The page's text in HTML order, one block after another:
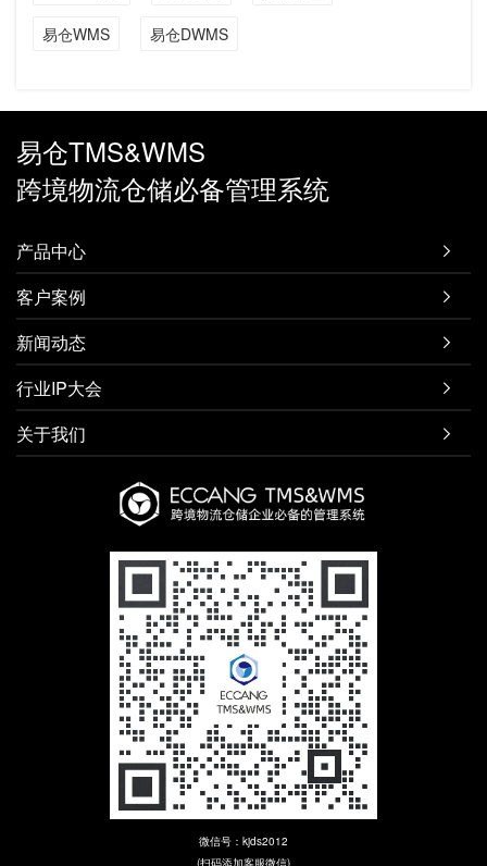
易仓WMS 易仓DWMS
易仓TMS&WMS
跨境物流仓储必备管理系统
产品中心 
客户案例 
新闻动态 
行业IP大会 
关于我们 
微信号：kjds2012